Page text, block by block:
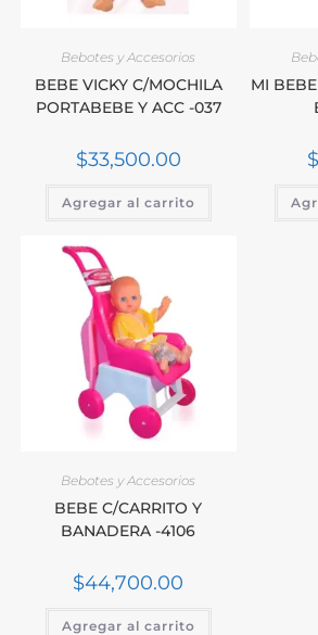
Bebotes y Accesorios
BEBE VICKY C/MOCHILA
PORTABEBE Y ACC -037
$33,500.00
Agregar al carrito
MI
$
Bebotes y Accesorios
BEBE C/CARRITO Y
BANADERA -4106
$44,700.00
Agregar al carrito